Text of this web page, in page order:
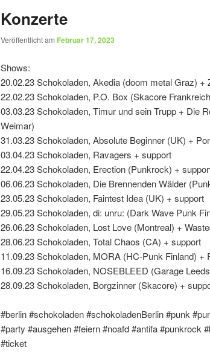
Konzerte
Veröffentlicht am Februar 17, 2023
Shows:
20.02.23 Schokoladen, Akedia (doom metal Graz) +
22.02.23 Schokoladen, P.O. Box (Skacore
03.03.23 Schokoladen, Timur und sein Trupp + Die
Weimar)
31.03.23 Schokoladen, Absolute Beginner (UK) +
03.04.23 Schokoladen, Ravagers + support
22.04.23 Schokoladen, Erection (Punkrock) +
06.06.23 Schokoladen, Die Brennenden Wälder
23.05.23 Schokoladen, Faintest Idea (UK) + support
29.05.23 Schokoladen, di: unru: (Dark Wave Punk
26.06.23 Schokoladen, Lost Love (Montreal) +
28.06.23 Schokoladen, Total Chaos (CA) + support
11.09.23 Schokoladen, MORA (HC-Punk Finland) +
16.09.23 Schokoladen, NOSEBLEED (Garage
28.09.23 Schokoladen, Borgzinner (Skacore) +
#berlin #schokoladen #schokoladenBerlin #punk
#party #ausgehen #feiern #noafd #antifa #punkrock
#ticket